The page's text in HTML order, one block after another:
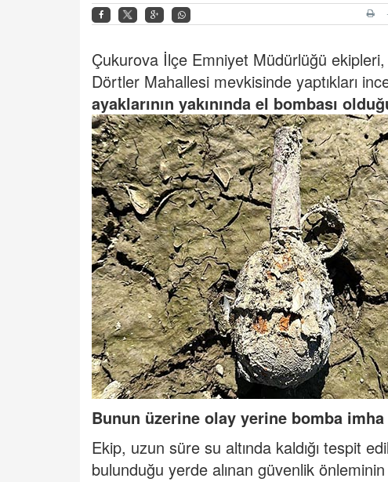
Çukurova İlçe Emniyet Müdürlüğü
Dörtler Mahallesi mevkisinde yaptıkları
ayaklarının yakınında el bombası
Bunun üzerine olay yerine bomba imha
Ekip, uzun süre su altında kaldığı tespit
bulunduğu yerde alınan güvenlik